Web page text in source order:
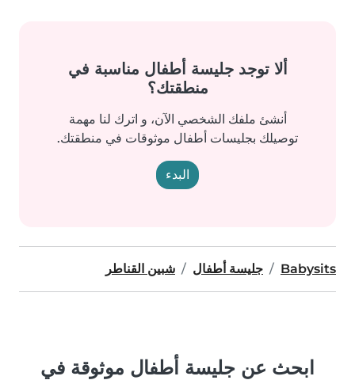
ألا توجد جليسة أطفال مناسبة في
منطقتك؟
أنشئ ملفك الشخصي الآن، و اترك لنا مهمة
توصيلك بجليسات أطفال موثوقات في منطقتك.
البدء
Babysits جليسة أطفال شبين القناطر
ابحث عن جليسة أطفال موثوقة في